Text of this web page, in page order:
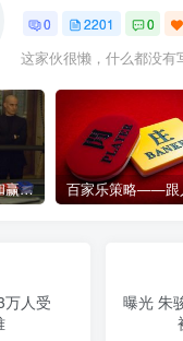
0 2201 0
这家伙很懒，什么都没有
最佳百家乐上手和赢钱指南 – 终极版
万人受
曝光 朱